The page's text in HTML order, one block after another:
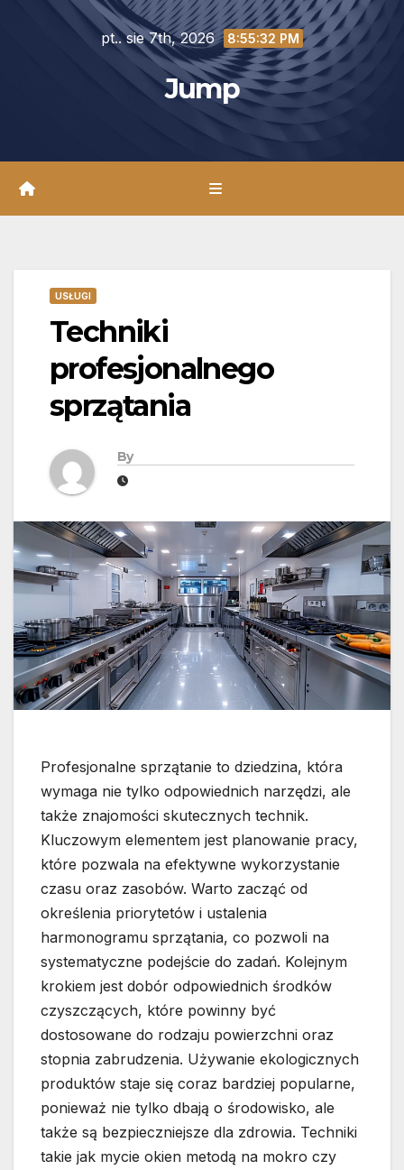
pt.. sie 7th, 2026 8:55:33 PM
Jump
USŁUGI
Techniki
profesjonalnego
sprzątania
By
Profesjonalne sprzątanie to dziedzina, która
wymaga nie tylko odpowiednich narzędzi, ale
także znajomości skutecznych technik.
Kluczowym elementem jest planowanie pracy,
które pozwala na efektywne wykorzystanie
czasu oraz zasobów. Warto zacząć od
określenia priorytetów i ustalenia
harmonogramu sprzątania, co pozwoli na
systematyczne podejście do zadań. Kolejnym
krokiem jest dobór odpowiednich środków
czyszczących, które powinny być
dostosowane do rodzaju powierzchni oraz
stopnia zabrudzenia. Używanie ekologicznych
produktów staje się coraz bardziej popularne,
ponieważ nie tylko dbają o środowisko, ale
także są bezpieczniejsze dla zdrowia. Techniki
takie jak mycie okien metodą na mokro czy